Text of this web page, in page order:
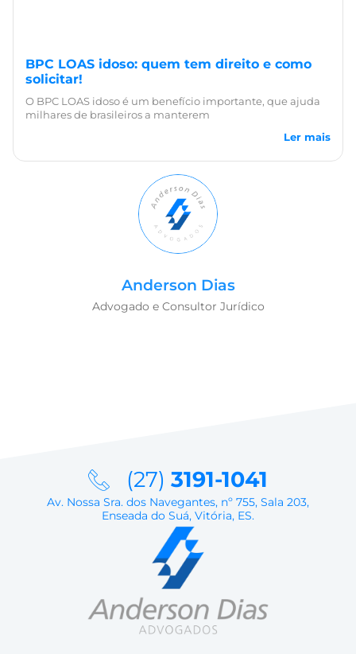
BPC LOAS idoso: quem tem direito e como
solicitar!
O BPC LOAS idoso é um benefício importante, que ajuda
milhares de brasileiros a manterem
Ler mais
Anderson Dias
Advogado e Consultor Jurídico
(27) 3191-1041
Av. Nossa Sra. dos Navegantes, nº 755, Sala 203,
Enseada do Suá, Vitória, ES.